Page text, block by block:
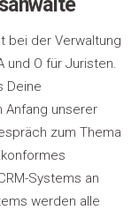
bei der Verwaltung
und O für Juristen.
Deine
Anfang unserer
zum Thema
Systems an
werden alle